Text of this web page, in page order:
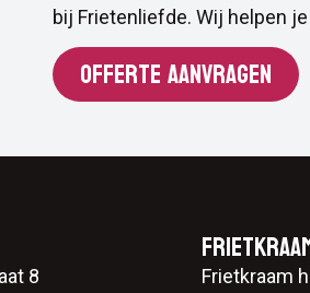
bij Frietenliefde. Wij helpen
OFFERTE AANVRAGEN
8
Frietkraam